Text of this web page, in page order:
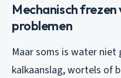
Mechanisch
problemen
Maar soms is water niet
kalkaanslag, wortels of